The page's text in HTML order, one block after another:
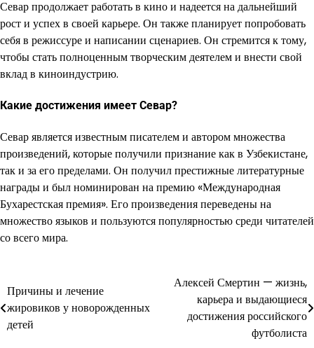
Севар продолжает работать в кино и надеется на дальнейший
рост и успех в своей карьере. Он также планирует попробовать
себя в режиссуре и написании сценариев. Он стремится к тому,
чтобы стать полноценным творческим деятелем и внести свой
вклад в киноиндустрию.
Какие достижения имеет Севар?
Севар является известным писателем и автором множества
произведений, которые получили признание как в Узбекистане,
так и за его пределами. Он получил престижные литературные
награды и был номинирован на премию «Международная
Бухарестская премия». Его произведения переведены на
множество языков и пользуются популярностью среди читателей
со всего мира.
Навигация
по
записям
Причины и лечение
жировиков у новорожденных
детей
Алексей Смертин — жизнь,
карьера и выдающиеся
достижения российского
футболиста